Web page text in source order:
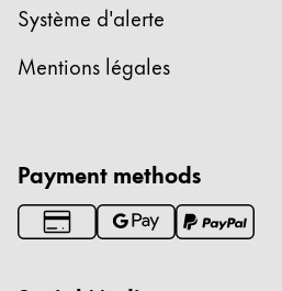
Système d'alerte
Mentions légales
Payment methods